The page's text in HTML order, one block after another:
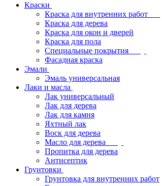
Краски
Краска для внутренних работ
Краска для дерева
Краска для окон и дверей
Краска для пола
Специальные покрытия
Фасадная краска
Эмали
Эмаль универсальная
Лаки и масла
Лак универсальный
Лак для дерева
Лак для камня
Яхтный лак
Воск для дерева
Масло для дерева
Пропитка для дерева
Антисептик
Грунтовки
Грунтовка для внутренних работ